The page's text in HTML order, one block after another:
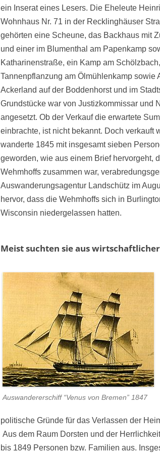
ein Inserat eines Lesers. Die Eheleute
Wohnhaus Nr. 71 in der Recklinghäuser
gehörten eine Scheune, das Backhaus mit
und einer im Blumenthal am Papenkamp
Katharinenstraße, ein Kamp am
Tannenpflanzung am Ölmühlenkamp sowie
Ackerland auf der Boddenhorst und im
Grundstücke war von Justizkommissar und
angesetzt. Ob der Verkauf die erwartete
einbrachte, ist nicht bekannt. Doch verkauft
wanderte 1845 mit insgesamt sieben
geworden, wie aus einem Brief hervorgeht,
Wehmhoffs zusammen war,
Auswanderungsagentur Landschütz im
hervor, dass die Wehmhoffs sich in
Wisconsin niedergelassen hatten.
Meist suchten sie aus
Auswandererschiff “Venus von Bremen” 1847
politische Gründe für das Verlassen der
Aus dem Raum Dorsten und der
bis 1849 Personen bzw. Familien aus.